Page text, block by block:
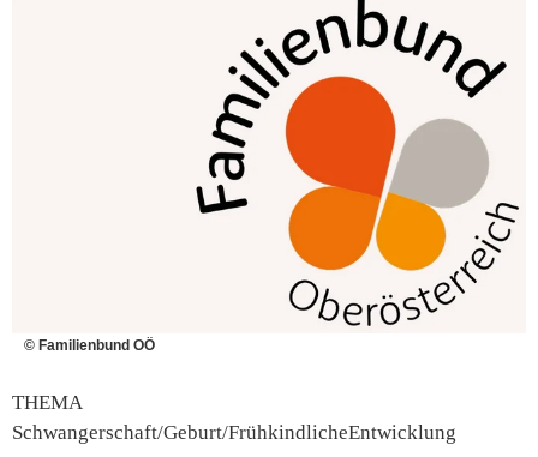
© Familienbund OÖ
THEMA
Schwangerschaft/Geburt/FrühkindlicheEntwicklung